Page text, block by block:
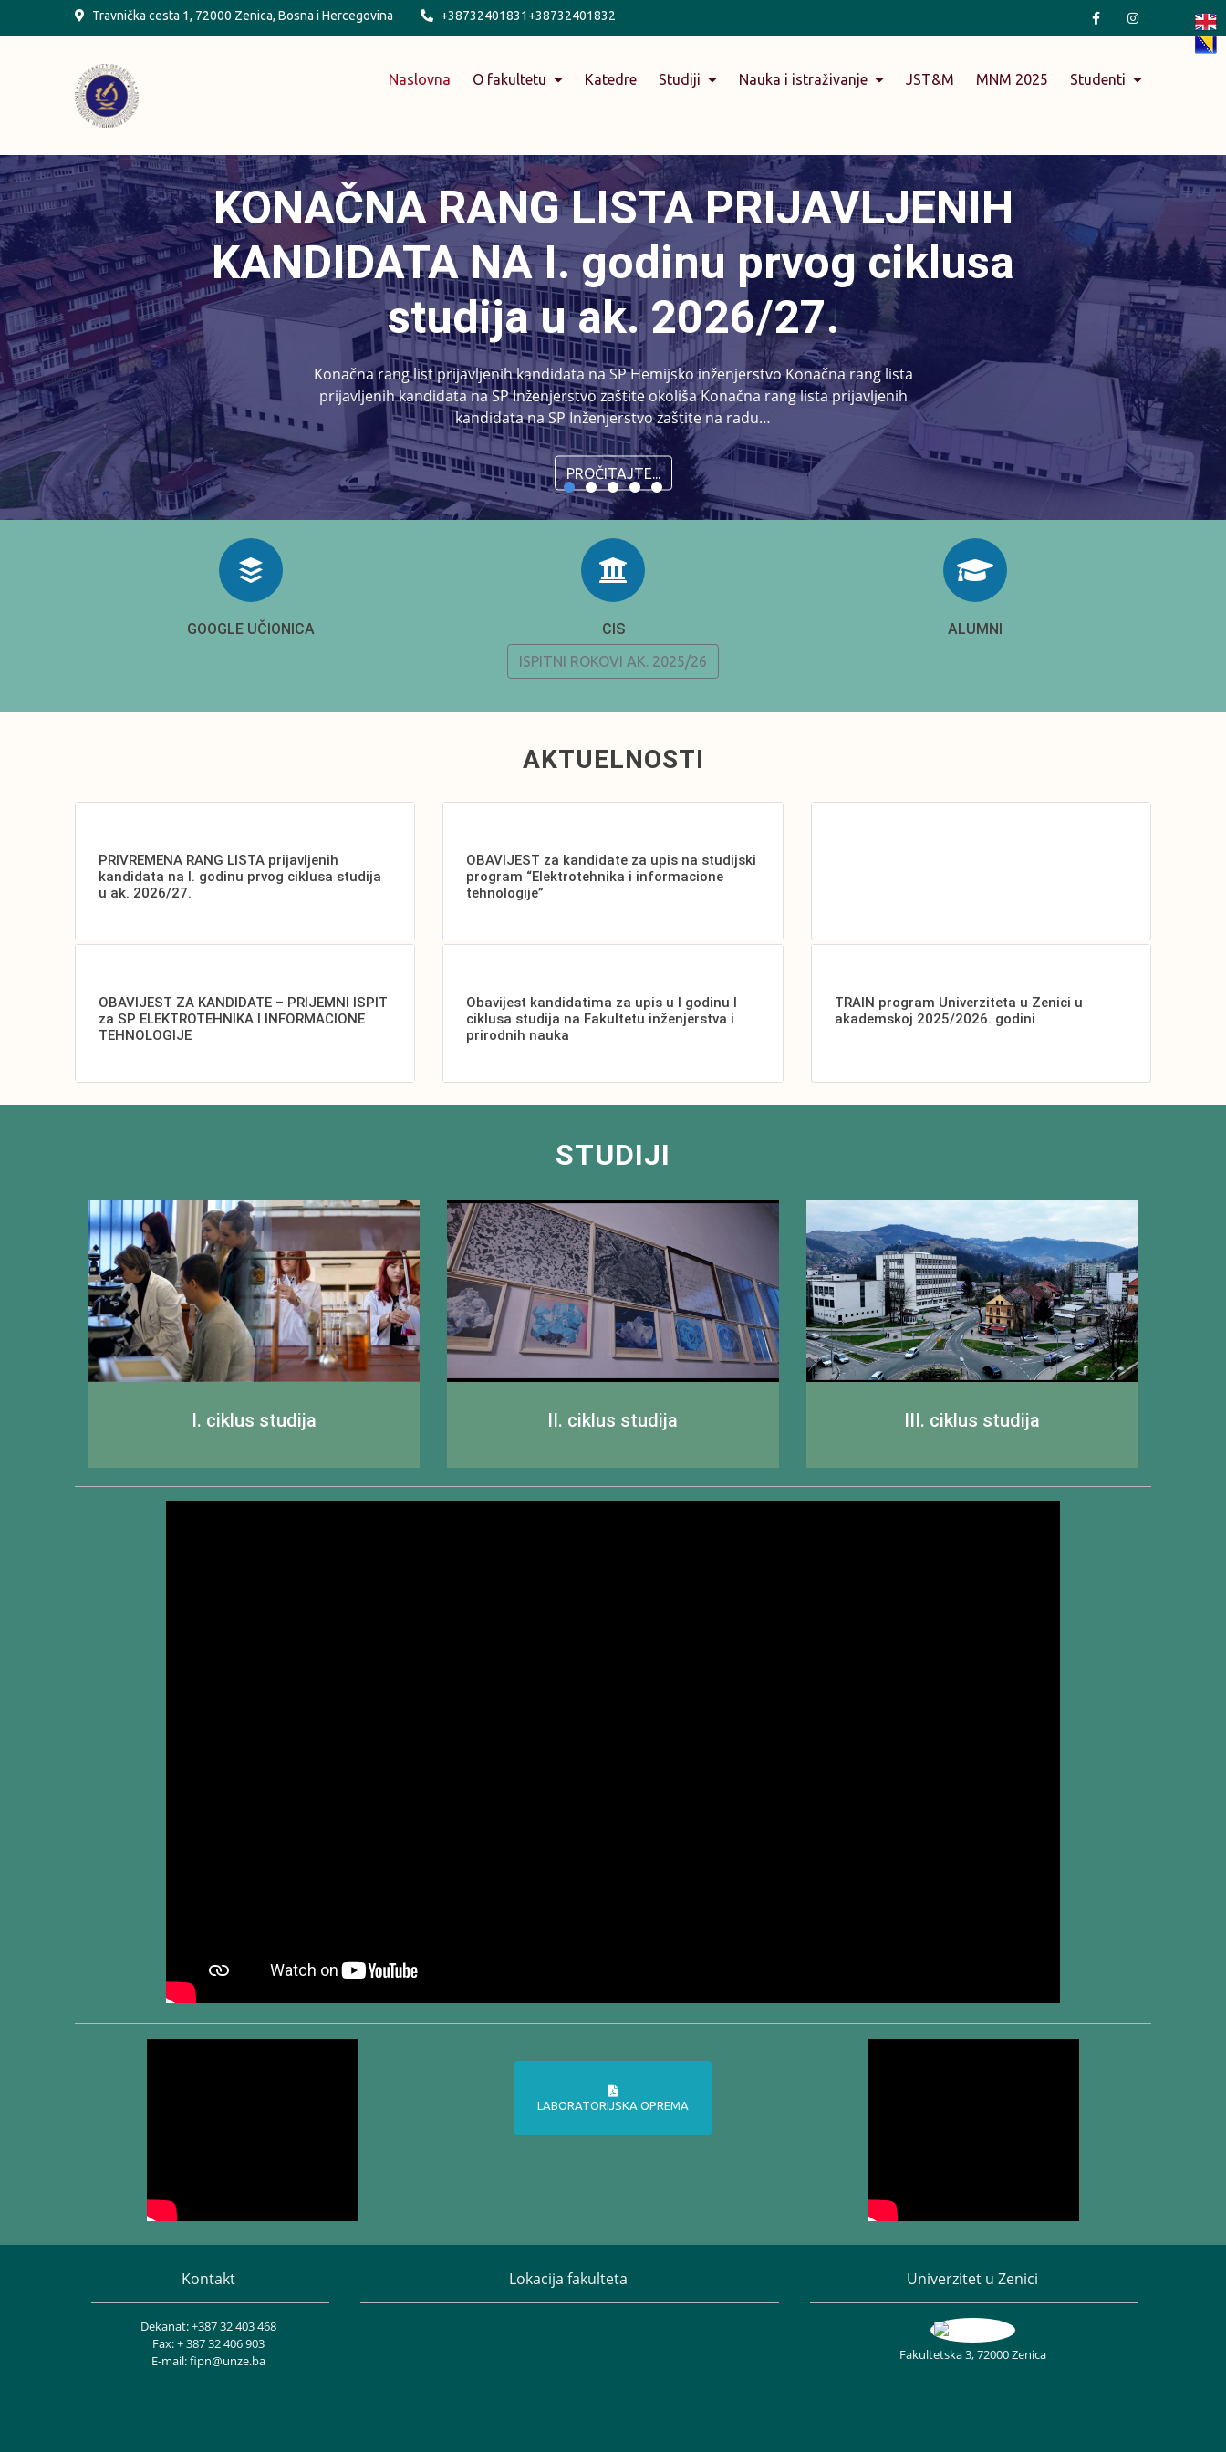
to
Travnička cesta 1, 72000 Zenica, Bosna i Hercegovina +38732401831+38732401832
Naslovna O fakultetu Katedre Studiji Nauka i istraživanje JST&M MNM 2025 Studenti
KONAČNA RANG LISTA PRIJAVLJENIH
KANDIDATA NA I. godinu prvog ciklusa
studija u ak. 2026/27.
Konačna rang list prijavljenih kandidata na SP Hemijsko inženjerstvo Konačna rang lista
prijavljenih kandidata na SP Inženjerstvo zaštite okoliša Konačna rang lista prijavljenih
kandidata na SP Inženjerstvo zaštite na radu…
PROČITAJTE...
GOOGLE UČIONICA CIS ALUMNI
ISPITNI ROKOVI AK. 2025/26
AKTUELNOSTI
PRIVREMENA RANG LISTA prijavljenih
kandidata na I. godinu prvog ciklusa studija
u ak. 2026/27.
OBAVIJEST za kandidate za upis na studijski
program “Elektrotehnika i informacione
tehnologije”
OBAVIJEST ZA KANDIDATE – PRIJEMNI ISPIT
za SP ELEKTROTEHNIKA I INFORMACIONE
TEHNOLOGIJE
Obavijest kandidatima za upis u I godinu I
ciklusa studija na Fakultetu inženjerstva i
prirodnih nauka
TRAIN program Univerziteta u Zenici u
akademskoj 2025/2026. godini
STUDIJI
I. ciklus studija II. ciklus studija III. ciklus studija
LABORATORIJSKA OPREMA
Kontakt
Dekanat: +387 32 403 468
Fax: + 387 32 406 903
E-mail: fipn@unze.ba
Lokacija fakulteta Univerzitet u Zenici
Fakultetska 3, 72000 Zenica